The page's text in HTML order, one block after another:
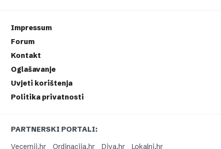
Impressum
Forum
Kontakt
Oglašavanje
Uvjeti korištenja
Politika privatnosti
PARTNERSKI PORTALI:
Vecernji.hr
Ordinacija.hr Diva.hr Lokalni.hr